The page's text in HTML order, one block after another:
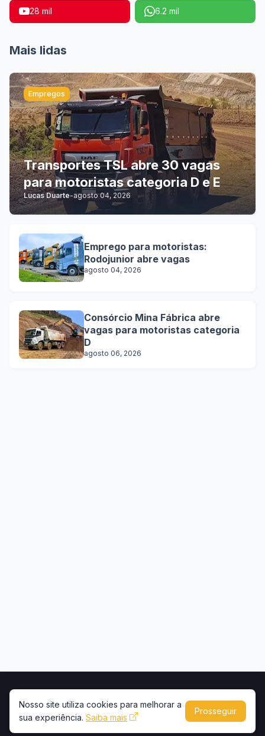
28 mil 6.2 mil
Mais lidas
Empregos
Transportes TSL abre 30 vagas
para motoristas categoria D e E
Lucas Duarte-agosto 04, 2026
Emprego para motoristas:
Rodojunior abre vagas
agosto 04, 2026
Consórcio Mina Fábrica abre
vagas para motoristas categoria
D
agosto 06, 2026
Copyright © 2026 -Portal Caminhões e Carretas
Nosso site utiliza cookies para melhorar a
sua experiência. Saiba mais
Prosseguir